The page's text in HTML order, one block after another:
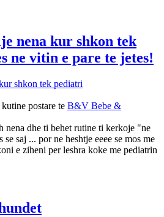
nena kur shkon tek
ne vitin e pare te jetes!
postare te B&V Bebe &
nena dhe ti behet rutine ti kerkoje "ne
saj ... por ne heshtje eeee se mos me
e ziheni per leshra koke me pediatrin